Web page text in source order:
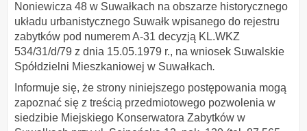
Noniewicza 48 w Suwałkach na obszarze historycznego
układu urbanistycznego Suwałk wpisanego do rejestru
zabytków pod numerem A-31 decyzją KL.WKZ
534/31/d/79 z dnia 15.05.1979 r., na wniosek Suwalskie
Spółdzielni Mieszkaniowej w Suwałkach.
Informuje się, że strony niniejszego postępowania mogą
zapoznać się z treścią przedmiotowego pozwolenia w
siedzibie Miejskiego Konserwatora Zabytków w